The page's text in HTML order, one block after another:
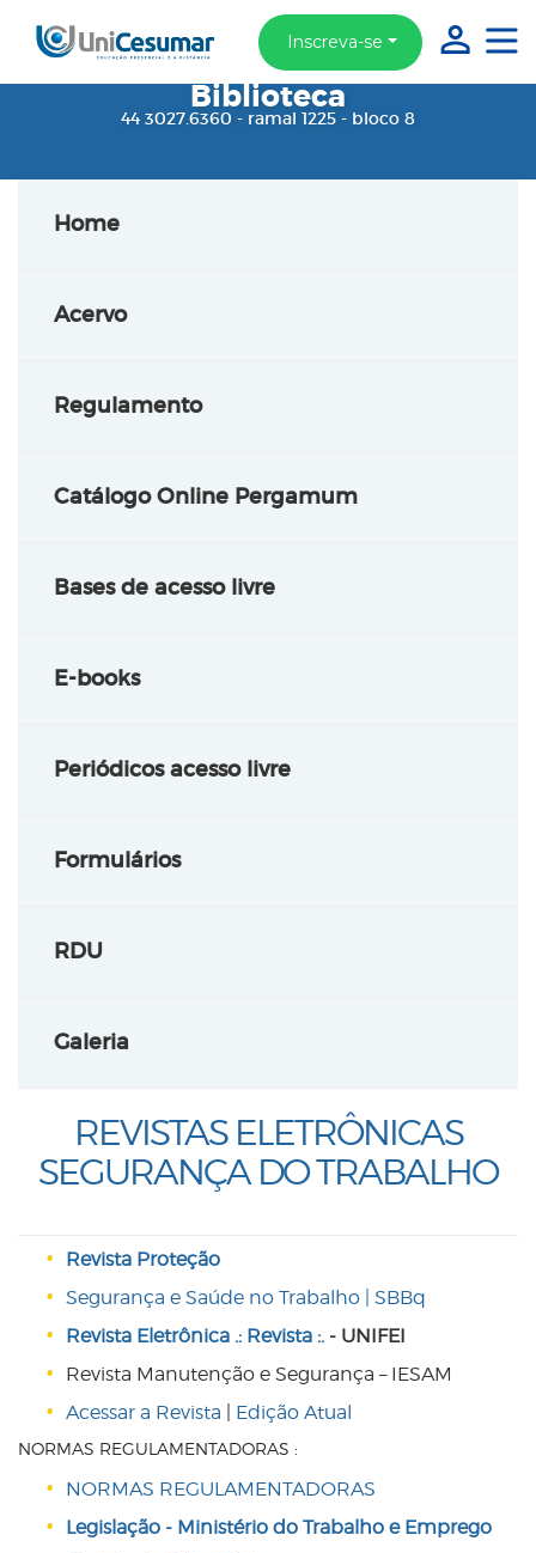
Inscreva-se
Biblioteca
44 3027.6360 - ramal 1225 - bloco 8
Home
Acervo
Regulamento
Catálogo Online Pergamum
Bases de acesso livre
E-books
Periódicos acesso livre
Formulários
RDU
Galeria
REVISTAS ELETRÔNICAS
SEGURANÇA DO TRABALHO
Revista Proteção
Segurança e Saúde no Trabalho | SBBq
Revista Eletrônica .: Revista :. - UNIFEI
Revista Manutenção e Segurança – IESAM
Acessar a Revista
Edição Atual
NORMAS REGULAMENTADORAS :
NORMAS REGULAMENTADORAS
Legislação - Ministério do Trabalho e Emprego